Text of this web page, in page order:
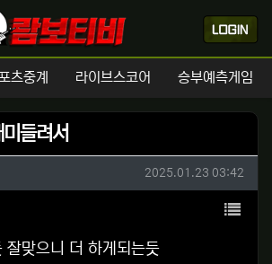
츠중계 라이브스코어 승부예측게임
들려서
작성일
2025.01.23 03:42
목록
잘맞으니 더 하게되는듯